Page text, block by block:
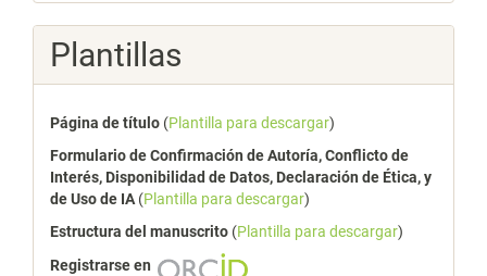
Plantillas
Página de título (Plantilla para descargar)
Formulario de Confirmación de Autoría, Conflicto de
Interés, Disponibilidad de Datos, Declaración de Ética, y
de Uso de IA (Plantilla para descargar)
Estructura del manuscrito (Plantilla para descargar)
Registrarse en